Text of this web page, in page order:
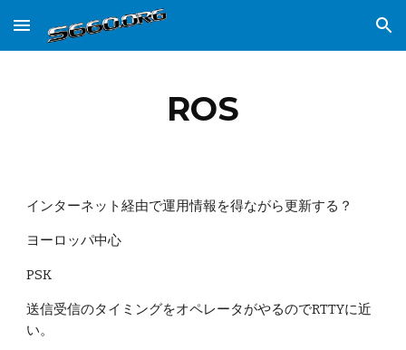
Skip to main content Skip to navigation
ROS
インターネット経由で運用情報を得ながら更新する？
ヨーロッパ中心
PSK
送信受信のタイミングをオペレータがやるのでRTTYに近
い。